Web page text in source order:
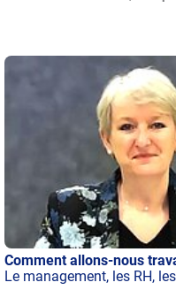
Comment allons-nous
Le management, les RH,